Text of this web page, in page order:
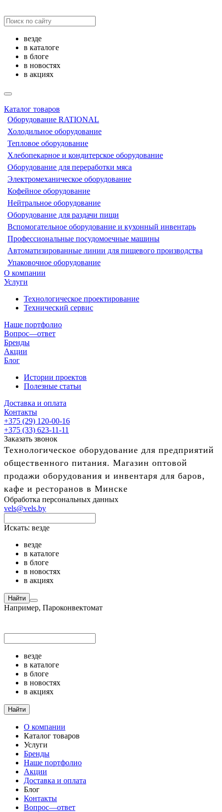
везде
в каталоге
в блоге
в новостях
в акциях
Каталог товаров
Оборудование RATIONAL
Холодильное оборудование
Тепловое оборудование
Хлебопекарное и кондитерское оборудование
Оборудование для переработки мяса
Электромеханическое оборудование
Кофейное оборудование
Нейтральное оборудование
Оборудование для раздачи пищи
Вспомогательное оборудование и кухонный инвентарь
Профессиональные посудомоечные машины
Автоматизированные линии для пищевого производства
Упаковочное оборудование
О компании
Услуги
Технологическое проектирование
Технический сервис
Наше портфолио
Вопрос—ответ
Бренды
Акции
Блог
Истории проектов
Полезные статьи
Доставка и оплата
Контакты
+375 (29) 120-00-16
+375 (33) 623-11-11
Заказать звонок
Технологическое оборудование для предприятий
общественного питания. Магазин оптовой
продажи оборудования и инвентаря для баров,
кафе и ресторанов в Минске
Обработка персональных данных
vels@vels.by
Искать: везде
везде
в каталоге
в блоге
в новостях
в акциях
Найти
Например, Пароконвектомат
везде
в каталоге
в блоге
в новостях
в акциях
Найти
О компании
Каталог товаров
Услуги
Бренды
Наше портфолио
Акции
Доставка и оплата
Блог
Контакты
Вопрос—ответ